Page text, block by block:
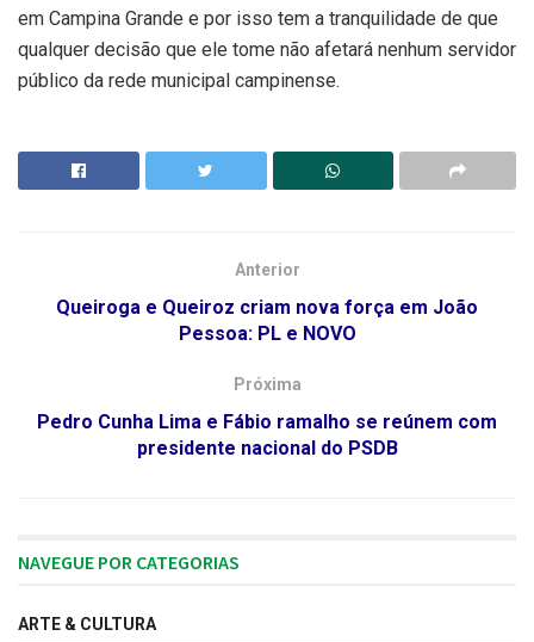
em Campina Grande e por isso tem a tranquilidade de que
qualquer decisão que ele tome não afetará nenhum servidor
público da rede municipal campinense.
Anterior
Queiroga e Queiroz criam nova força em João
Pessoa: PL e NOVO
Próxima
Pedro Cunha Lima e Fábio ramalho se reúnem com
presidente nacional do PSDB
NAVEGUE POR CATEGORIAS
ARTE & CULTURA